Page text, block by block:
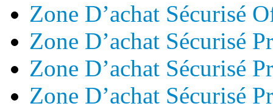
Zone D’achat Sécurisé
Zone D’achat Sécurisé
Zone D’achat Sécurisé
Zone D’achat Sécurisé